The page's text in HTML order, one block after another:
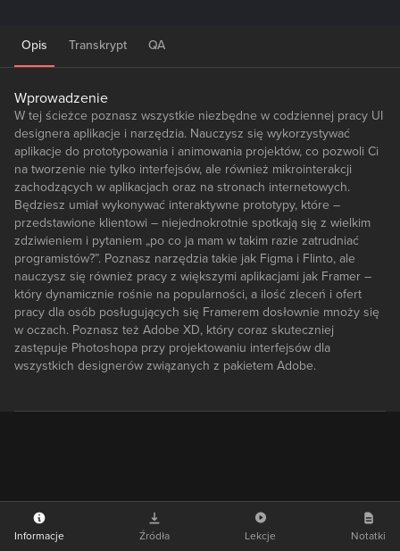
Opis Transkrypt QA
Wprowadzenie
W tej ścieżce poznasz wszystkie niezbędne w codziennej pracy UI
designera aplikacje i narzędzia. Nauczysz się wykorzystywać
aplikacje do prototypowania i animowania projektów, co pozwoli Ci
na tworzenie nie tylko interfejsów, ale również mikrointerakcji
zachodzących w aplikacjach oraz na stronach internetowych.
Będziesz umiał wykonywać interaktywne prototypy, które –
przedstawione klientowi – niejednokrotnie spotkają się z wielkim
zdziwieniem i pytaniem „po co ja mam w takim razie zatrudniać
programistów?”. Poznasz narzędzia takie jak Figma i Flinto, ale
nauczysz się również pracy z większymi aplikacjami jak Framer –
który dynamicznie rośnie na popularności, a ilość zleceń i ofert
pracy dla osób posługujących się Framerem dosłownie mnoży się
w oczach. Poznasz też Adobe XD, który coraz skuteczniej
zastępuje Photoshopa przy projektowaniu interfejsów dla
wszystkich designerów związanych z pakietem Adobe.
Informacje Źródła Lekcje Notatki